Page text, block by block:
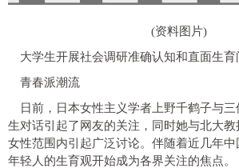
(资料图片)
大学生开展社会调研准确认知和直面生育
青春派潮流
日前，日本女性主义学者上野千鹤子与
生对话引起了网友的关注，同时她与北大
女性范围内引起广泛讨论。伴随着近几年中
年轻人的生育观开始成为各界关注的焦点。